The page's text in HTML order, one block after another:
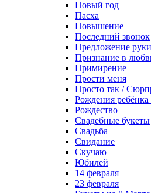
Новый год
Пасха
Повышение
Последний звонок
Предложение
Признание в
Примирение
Прости меня
Просто так /
Рождения
Рождество
Свадебные букеты
Свадьба
Свидание
Скучаю
Юбилей
14 февраля
23 февраля